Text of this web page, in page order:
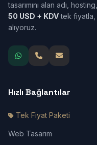
tasarımını alan adı,
50 USD + KDVtek fiyatla,
alıyoruz.
Hızlı Bağlantılar
Tek Fiyat Paketi
Web Tasarım